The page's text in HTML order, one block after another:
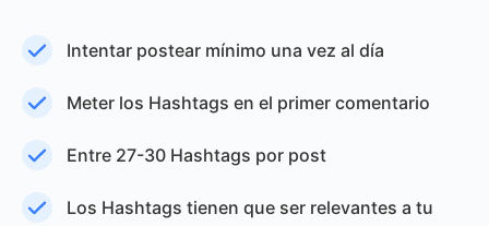
Intentar postear mínimo una vez al día
Meter los Hashtags en el primer comentario
Entre 27-30 Hashtags por post
Los Hashtags tienen que ser relevantes a tu